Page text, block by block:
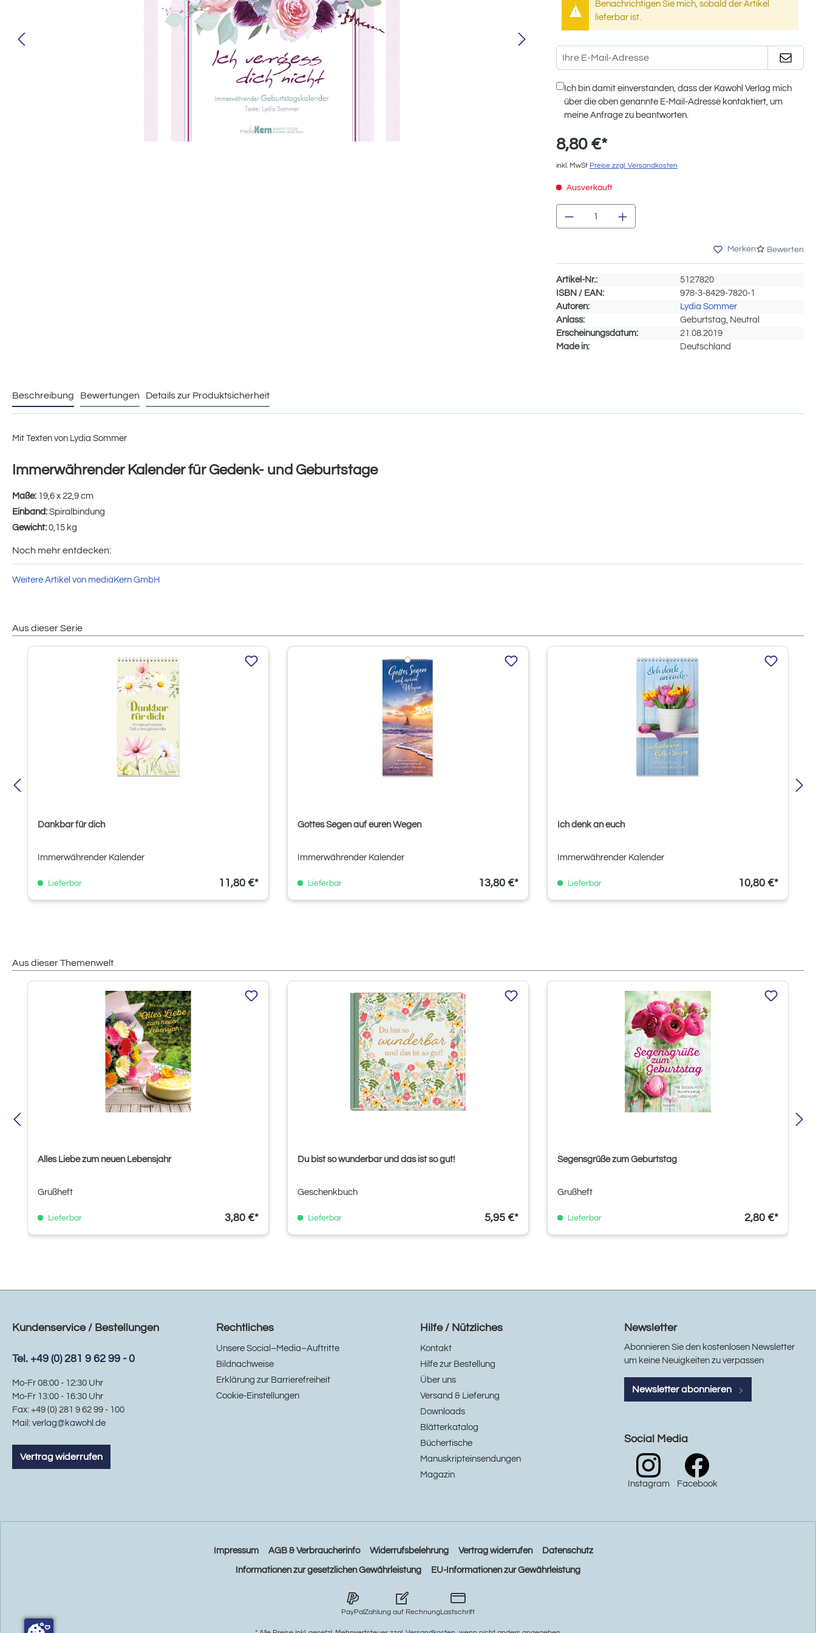
Benachrichtigen Sie mich, sobald der Artikel
lieferbar ist.
Ich bin damit einverstanden, dass der Kawohl Verlag mich
über die oben genannte E-Mail-Adresse kontaktiert, um
meine Anfrage zu beantworten.
8,80 €*
inkl. MwSt Preise zzgl. Versandkosten
Ausverkauft
Produkt Anzahl: Gib den gewünschten
Merken Bewerten
Artikel-Nr.:
5127820
ISBN / EAN:
978-3-8429-7820-1
Autoren:
Lydia Sommer
Anlass:
Geburtstag, Neutral
Erscheinungsdatum:
21.08.2019
Made in:
Deutschland
Beschreibung Bewertungen Details zur Produktsicherheit
Mit Texten von Lydia Sommer
Immerwährender Kalender für Gedenk- und Geburtstage
Maße: 19,6 x 22,9 cm
Einband: Spiralbindung
Gewicht: 0,15 kg
Noch mehr entdecken:
Weitere Artikel von mediaKern GmbH
Aus dieser Serie
Produktgalerie überspringen
Dankbar für dich
Immerwährender Kalender
Lieferbar 11,80 €*
Gottes Segen auf euren Wegen
Immerwährender Kalender
Lieferbar 13,80 €*
Ich denk an euch
Immerwährender Kalender
Lieferbar 10,80 €*
Aus dieser Themenwelt
Produktgalerie überspringen
Alles Liebe zum neuen Lebensjahr
Grußheft
Lieferbar 3,80 €*
Du bist so wunderbar und das ist so gut!
Geschenkbuch
Lieferbar 5,95 €*
Segensgrüße zum Geburtstag
Grußheft
Lieferbar 2,80 €*
Kundenservice / Bestellungen
Tel. +49 (0) 281 9 62 99 - 0
Mo-Fr 08:00 - 12:30 Uhr
Mo-Fr 13:00 - 16:30 Uhr
Fax: +49 (0) 281 9 62 99 - 100
Mail: verlag@kawohl.de
Vertrag widerrufen
Rechtliches
Unsere Social–Media–Auftritte
Bildnachweise
Erklärung zur Barrierefreiheit
Cookie-Einstellungen
Hilfe / Nützliches
Kontakt
Hilfe zur Bestellung
Über uns
Versand & Lieferung
Downloads
Blätterkatalog
Büchertische
Manuskripteinsendungen
Magazin
Newsletter
Abonnieren Sie den kostenlosen Newsletter
um keine Neuigkeiten zu verpassen
Newsletter abonnieren
Social Media
Instagram Facebook
Impressum AGB & Verbraucherinfo Widerrufsbelehrung Vertrag widerrufen Datenschutz
Informationen zur gesetzlichen Gewährleistung EU-Informationen zur Gewährleistung
PayPalZahlung auf RechnungLastschrift